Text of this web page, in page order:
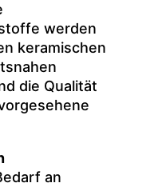
werden
keramischen
die Qualität
an